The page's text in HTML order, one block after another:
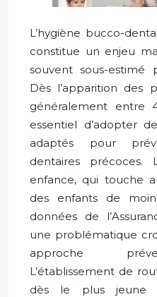
L’hygiène bucco-
constitue un enjeu
souvent sous-estimé
Dès l’apparition des
généralement entre
essentiel d’adopter
adaptés pour
dentaires
enfance, qui touche
des enfants de
données de
une problématique
approche
L’établissement de
dès le plus jeune